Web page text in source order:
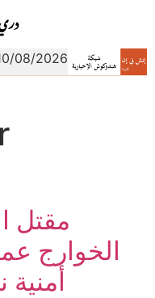
08/2026
مقتل
الخوارج